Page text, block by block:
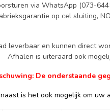
via WhatsApp (073-
op cel sluiting,
leverbaar en kunnen direct
Afhalen is uiteraard ook
De onderstaande
is het ook mogelijk om uw